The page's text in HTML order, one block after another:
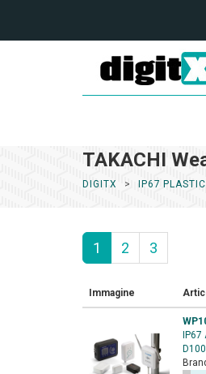
TAKACHI
DIGITX IP67
1 2 3
Immagine